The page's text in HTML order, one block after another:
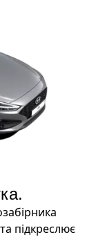
підкреслює